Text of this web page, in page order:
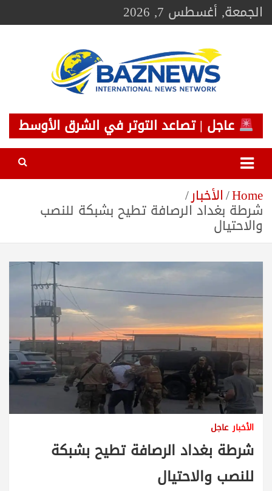
Skip
toالجمعة, أغسطس 7, 2026
BAZNEWS
شبكة باز الإخبارية
عاجل | تصاعد التوتر في الشرق الأوسط
Home الأخبار
شرطة بغداد الرصافة تطيح بشبكة للنصب
والاحتيال
الأخبار عاجل
شرطة بغداد الرصافة تطيح بشبكة
للنصب والاحتيال